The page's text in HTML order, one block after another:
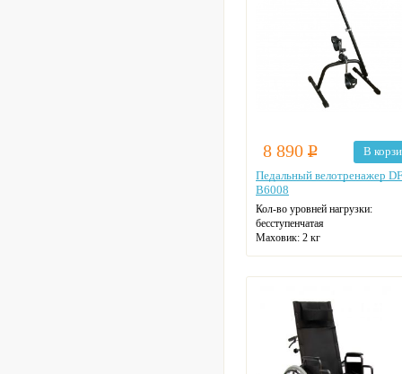
8 890 Р
В
Педальный велотренажер
B6008
Кол-во уровней нагрузки:
бесступенчатая
Маховик: 2 кг